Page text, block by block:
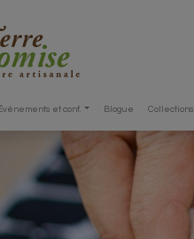
Événements et conf. Blogue Collections